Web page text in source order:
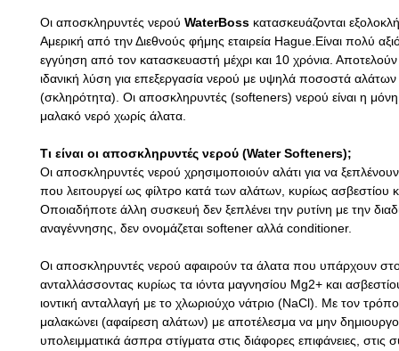
Οι αποσκληρυντές νερού WaterBoss κατασκευάζονται
Αμερική από την Διεθνούς φήμης εταιρεία Hague.Είναι πολύ
εγγύηση από τον κατασκευαστή μέχρι και 10 χρόνια.
ιδανική λύση για επεξεργασία νερού με υψηλά ποσοστά αλάτων
(σκληρότητα). Οι αποσκληρυντές (softeners) νερού είναι η
μαλακό νερό χωρίς άλατα.
Τι είναι οι αποσκληρυντές νερού (Water Softeners);
Οι αποσκληρυντές νερού χρησιμοποιούν αλάτι για να
που λειτουργεί ως φίλτρο κατά των αλάτων, κυρίως ασβεστίου
Οποιαδήποτε άλλη συσκευή δεν ξεπλένει την ρυτίνη με την
αναγέννησης, δεν ονομάζεται softener αλλά conditioner.
Οι αποσκληρυντές νερού αφαιρούν τα άλατα που υπάρχουν
ανταλλάσσοντας κυρίως τα ιόντα μαγνησίου Mg2+ και
ιοντική ανταλλαγή με το χλωριούχο νάτριο (NaCl). Με τον
μαλακώνει (αφαίρεση αλάτων) με αποτέλεσμα να μην
υπολειμματικά άσπρα στίγματα στις διάφορες επιφάνειες, στις